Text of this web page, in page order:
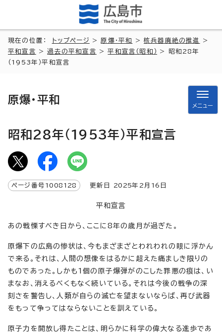
現在の位置： トップページ >原爆・平和 >核兵器廃絶の推進
>
平和宣言
>過去の平和宣言 >平和宣言（昭和）
> 昭和28年
（1953年）平和宣言
原爆・平和
メニュー
昭和28年（1953年）平和宣言
ページ番号 1008128 更新日 2025年2月 16 日
平和宣言
あの戦慄すべき日から、ここに8年の歳月が過ぎた。
原爆下の広島の惨状は、今もまざまざとわれわれの眼に浮かん
で来る。それは、人間の想像をはるかに超えた痛ましき限りの
ものであった。しかも1個の原子爆弾がのこした罪悪の痕は、い
まなお、消えるべくもなく続いている。それは今後の戦争の深
刻さを警告し、人類が自らの滅亡を望まないならば、再び武器
をもって争ってはならないことを訓えている。
原子力を開放し得たことは、明らかに科学の偉大なる進歩であ